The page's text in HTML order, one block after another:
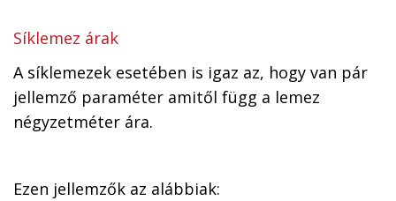
Síklemez árak
A síklemezek esetében is igaz az, hogy van pár
jellemző paraméter amitől függ a lemez
négyzetméter ára.
Ezen jellemzők az alábbiak: